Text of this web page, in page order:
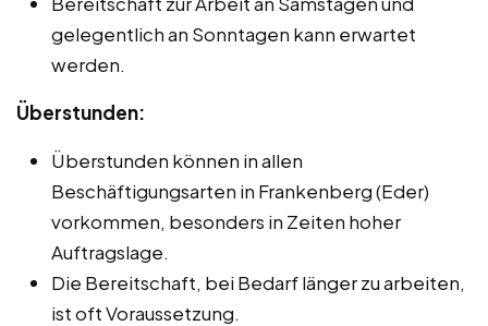
gelegentlich an Sonntagen kann erwartet
werden.
Überstunden:
Überstunden können in allen
Beschäftigungsarten in Frankenberg (Eder)
vorkommen, besonders in Zeiten hoher
Auftragslage.
Die Bereitschaft, bei Bedarf länger zu arbeiten,
ist oft Voraussetzung.